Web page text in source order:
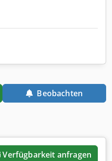
Beobachten
Verfügbarkeit anfragen